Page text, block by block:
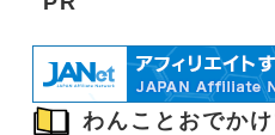
わんことおでか